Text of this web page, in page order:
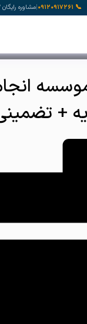
📞 ۰۹۱۲۰۹۱۷۲۶۱ |مشاوره رایگان ۲۴/۷
+